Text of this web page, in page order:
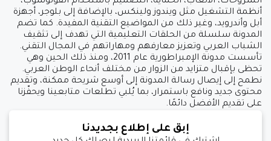
أنظمة التشغيل مثل ويندوز ولينكس، بالإضافة إلى بلوجر، أجهزة
أبل وأندرويد، وغير ذلك من المواضيع التقنية المفيدة. كما تضم
المدونة سلسلة من الحلقات التعليمية التي تهدف إلى تثقيف
الشباب العربي وتعزيز معارفهم ومهاراتهم في المجال التقني.
تأسست مدونة الإمبراطورية عام 2011، ومنذ ذلك الحين وهي
تحظى بإقبال متزايد من الزوار من مختلف أنحاء الوطن العربي.
نطمح إلى إيصال رسالة المدونة إلى أوسع شريحة ممكنة، وتقديم
محتوى جديد ونافع باستمرار، بما يُلبي تطلعات متابعينا ويحفّزنا
على تقديم الأفضل دائمًا.
إبق على إطلاع بجديدنا